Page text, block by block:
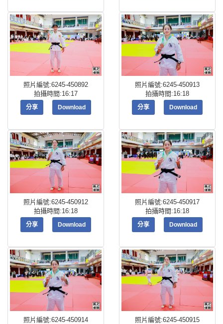
照片編號:6245-450892
拍攝時間:16:17
分享 Download
照片編號:6245-450913
拍攝時間:16:18
分享 Download
照片編號:6245-450912
拍攝時間:16:18
分享 Download
照片編號:6245-450917
拍攝時間:16:18
分享 Download
照片編號:6245-450914
照片編號:6245-450915